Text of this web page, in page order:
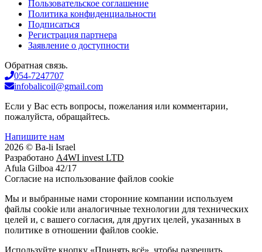
Пользовательское соглашение
Политика конфиденциальности
Подписаться
Регистрация партнера
Заявление о доступности
Обратная связь.
054-7247707
infobalicoil@gmail.com
Если у Вас есть вопросы, пожелания или комментарии,
пожалуйста, обращайтесь.
Напишите нам
2026 © Ba-li Israel
Разработано A4WI invest LTD
Afula Gilboa 42/17
Cогласие на использование файлов cookie
Мы и выбранные нами сторонние компании используем
файлы cookie или аналогичные технологии для технических
целей и, с вашего согласия, для других целей, указанных в
политике в отношении файлов cookie.